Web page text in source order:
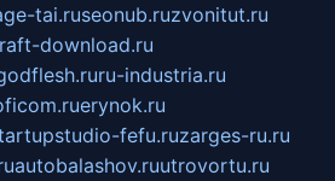
tai.ruseonub.ruzvonitut.ru
download.ru
ru-industria.ru
erynok.ru
fefu.ruzarges-ru.ru
autobalashov.ruutrovortu.ru